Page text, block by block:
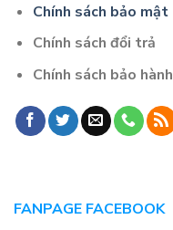
Chính sách bảo mật
Chính sách đổi trả
Chính sách bảo hành
FANPAGE FACEBOOK